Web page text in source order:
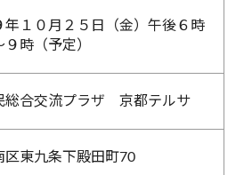
年１０月２５日（金）午後６時
９時（予定）
総合交流プラザ 京都テルサ
区東九条下殿田町70